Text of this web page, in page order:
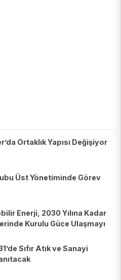
Ortaklık Yapısı Değişiyor
Üst Yönetiminde Görev
Enerji, 2030 Yılına Kadar
Kurulu Güce Ulaşmayı
Sıfır Atık ve Sanayi